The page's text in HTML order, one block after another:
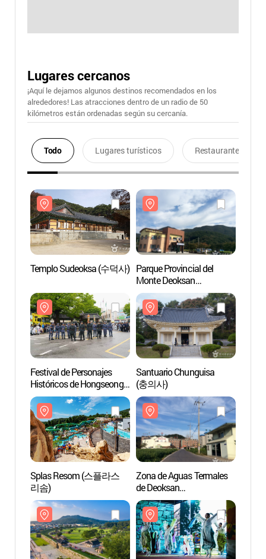
Lugares cercanos
¡Aquí le dejamos algunos destinos recomendados en los
alrededores! Las atracciones dentro de un radio de 50
kilómetros están ordenadas según su cercanía.
Todo Lugares turísticos Restaurantes
Templo Sudeoksa (수덕사) Parque Provincial del
Monte Deoksan
(덕산도립공원)
Festival de Personajes
Históricos de Hongseong
(홍성 역사인물축제)
Santuario Chunguisa
(충의사)
Splas Resom (스플라스
리솜)
Zona de Aguas Termales
de Deoksan
(덕산온천지구)